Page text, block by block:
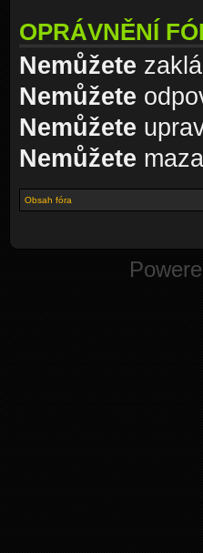
OPRÁVNĚNÍ
Nemůžete
Nemůžete
Nemůžete
Nemůžete
Obsah fóra